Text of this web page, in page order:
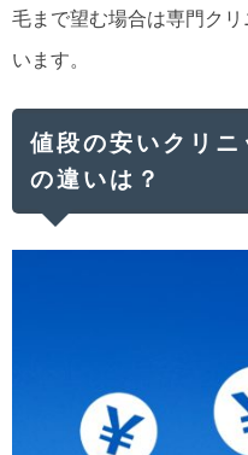
毛まで望む場合は専門ク
います。
値段の安いクリ
の違いは？